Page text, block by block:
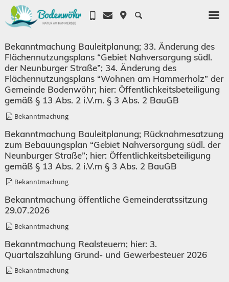
Bekanntmachung Bauleitplanung; 33. Änderung des
Flächennutzungsplans “Gebiet Nahversorgung südl.
der Neunburger Straße”; 34. Änderung des
Flächennutzungsplans “Wohnen am Hammerholz” der
Gemeinde Bodenwöhr; hier: Öffentlichkeitsbeteiligung
gemäß § 13 Abs. 2 i.V.m. § 3 Abs. 2 BauGB
Bekanntmachung
Bekanntmachung Bauleitplanung; Rücknahmesatzung
zum Bebauungsplan “Gebiet Nahversorgung südl. der
Neunburger Straße”; hier: Öffentlichkeitsbeteiligung
gemäß § 13 Abs. 2 i.V.m § 3 Abs. 2 BauGB
Bekanntmachung
Bekanntmachung öffentliche Gemeinderatssitzung
29.07.2026
Bekanntmachung
Bekanntmachung Realsteuern; hier: 3.
Quartalszahlung Grund- und Gewerbesteuer 2026
Bekanntmachung